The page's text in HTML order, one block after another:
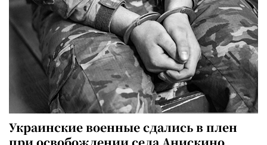
Украинские военные сдались в плен